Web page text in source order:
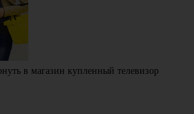
в магазин купленный телевизор